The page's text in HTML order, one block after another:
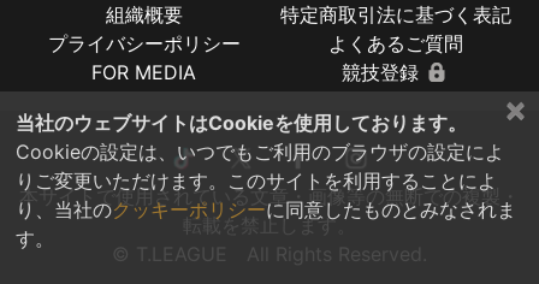
組織概要
特定商取引法に基づく表記
プライバシーポリシー
よくあるご質問
FOR MEDIA
競技登録
本サイトで使用されている文章・画像等の無断での複製・
転載を禁止します。
© T.LEAGUE All Rights Reserved.
×
当社のウェブサイトはCookieを使用しております。
Cookieの設定は、いつでもご利用のブラウザの設定によ
りご変更いただけます。このサイトを利用することによ
り、当社のクッキーポリシーに同意したものとみなされま
す。